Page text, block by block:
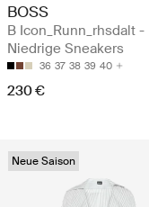
BOSS
B Icon_Runn_rhsdalt -
Niedrige Sneakers
36 37 38 39 40
230 €
Neue Saison